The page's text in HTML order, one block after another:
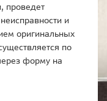
проведет
и
оригинальных
по
форму на